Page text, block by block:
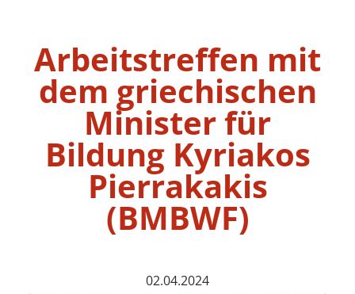
Arbeitstreffen mit
dem griechischen
Minister für
Bildung Kyriakos
Pierrakakis
(BMBWF)
02.04.2024